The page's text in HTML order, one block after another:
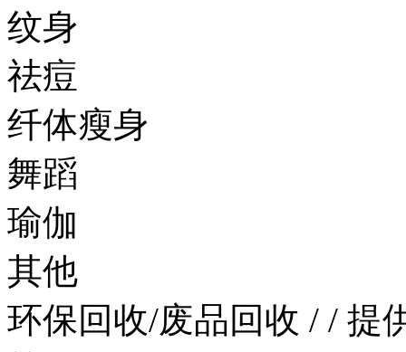
纹身
祛痘
纤体瘦身
舞蹈
瑜伽
其他
环保回收/废品回收 / / 提